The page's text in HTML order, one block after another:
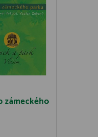
zámeckého